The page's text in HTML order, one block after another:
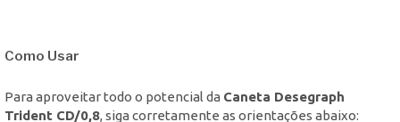
Como Usar
Para aproveitar todo o potencial da Caneta Desegraph
Trident CD/0,8, siga corretamente as orientações abaixo: